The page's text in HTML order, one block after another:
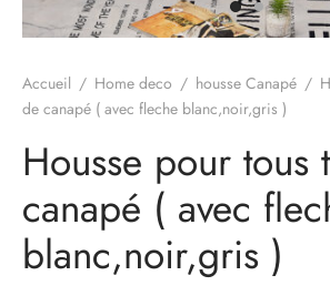
Accueil / Home deco / housse Canapé /
de canapé ( avec fleche blanc,noir,gris )
Housse pour tous
canapé ( avec
blanc,noir,gris )